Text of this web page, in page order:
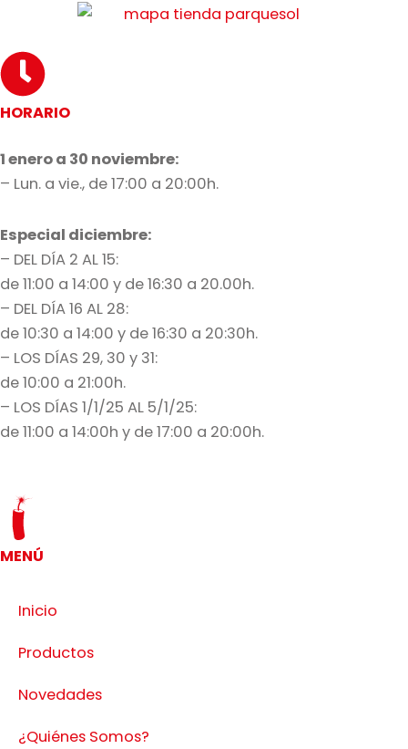
HORARIO
1 enero a 30 noviembre:
– Lun. a vie., de 17:00 a 20:00h.
Especial diciembre:
– DEL DÍA 2 AL 15:
de 11:00 a 14:00 y de 16:30 a 20.00h.
– DEL DÍA 16 AL 28:
de 10:30 a 14:00 y de 16:30 a 20:30h.
– LOS DÍAS 29, 30 y 31:
de 10:00 a 21:00h.
– LOS DÍAS 1/1/25 AL 5/1/25:
de 11:00 a 14:00h y de 17:00 a 20:00h.
MENÚ
Inicio
Productos
Novedades
¿Quiénes Somos?